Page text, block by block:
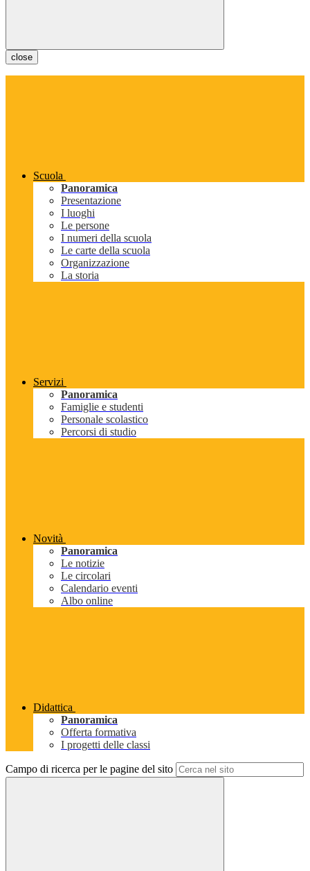
close
Scuola
Panoramica
Presentazione
I luoghi
Le persone
I numeri della scuola
Le carte della scuola
Organizzazione
La storia
Servizi
Panoramica
Famiglie e studenti
Personale scolastico
Percorsi di studio
Novità
Panoramica
Le notizie
Le circolari
Calendario eventi
Albo online
Didattica
Panoramica
Offerta formativa
I progetti delle classi
Campo di ricerca per le pagine del sito